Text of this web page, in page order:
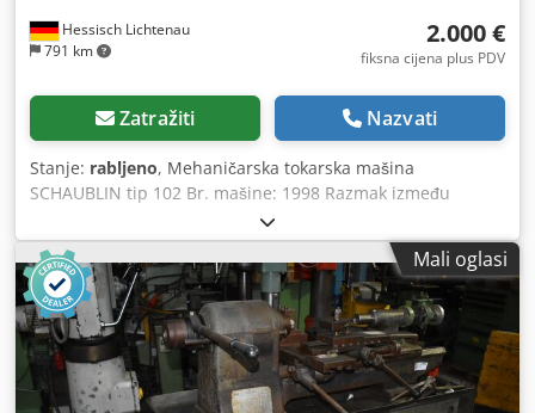
Hessisch Lichtenau
791 km
2.000 €
fiksna cijena plus PDV
Zatražiti Nazvati
Stanje: rabljeno, Mehaničarska tokarska mašina
SCHAUBLIN tip 102 Br. mašine: 1998 Razmak između
centara: 350 mm Ukupna dužina postelja od vretena: 635
mm Maksimalni prečnik obrade iznad postelja: 200 mm
Visina centara iznad postelja: 102 mm Maksimalni prečnik
obrade iznad suporta: 120 mm Visina centara iznad
suporta: 61 mm Provrt na vretenu: 18/20 mm Broj obrtaja
vretena, stepen zupčanika 1: cca. 120 / 190 / 320 o/min
Broj obrtaja vretena, stepen zupčanika 2: cca. 590 / 970 /
1500 o/min Prirubnica za steznu glavu: spoljašnji navoj
Mali oglasi